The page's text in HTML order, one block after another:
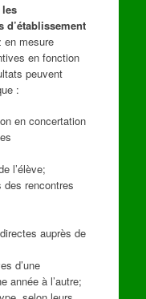
d’établissement
en mesure
en fonction
peuvent
:
en concertation
l’élève;
des rencontres
auprès de
d’une
année à l’autre;